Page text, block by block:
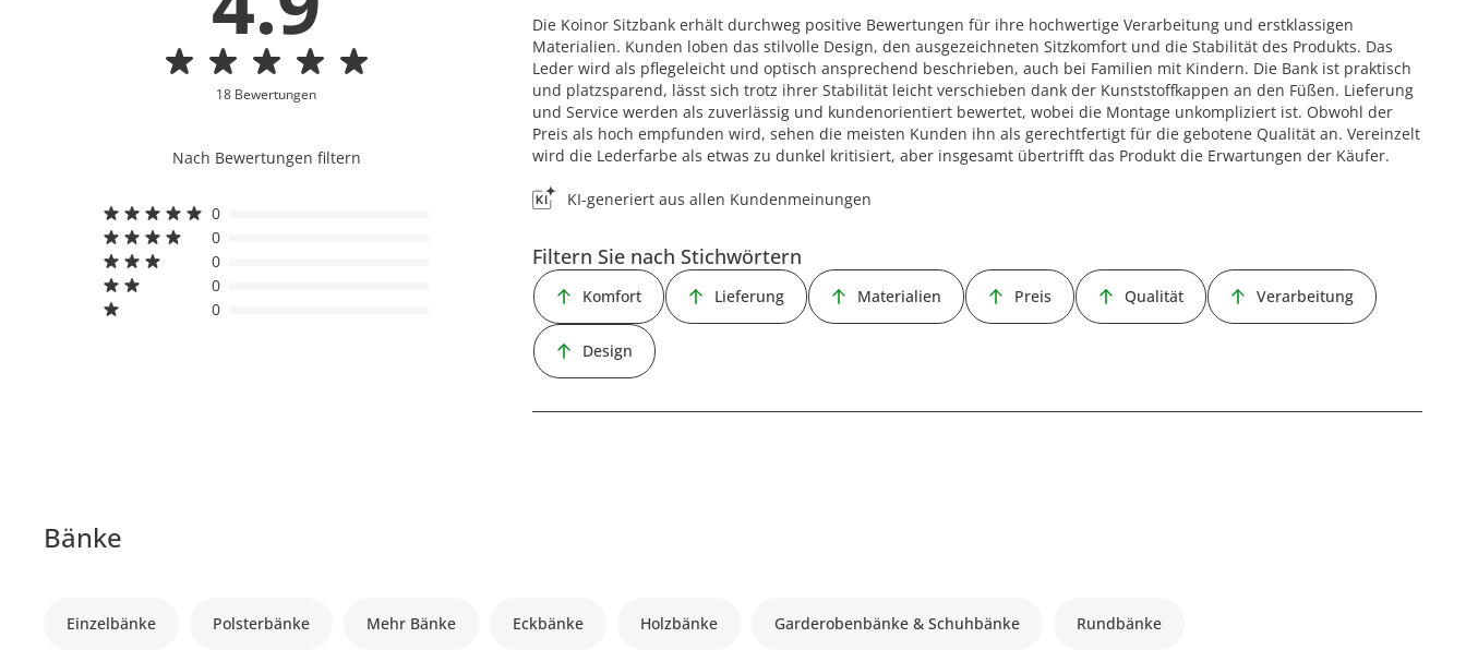
18 Bewertungen
Nach Bewertungen filtern
0
0
0
0
0
Die Koinor Sitzbank erhält durchweg positive Bewertungen für ihre hochwertige Verarbeitung und erstklassigen
Materialien. Kunden loben das stilvolle Design, den ausgezeichneten Sitzkomfort und die Stabilität des Produkts. Das
Leder wird als pflegeleicht und optisch ansprechend beschrieben, auch bei Familien mit Kindern. Die Bank ist praktisch
und platzsparend, lässt sich trotz ihrer Stabilität leicht verschieben dank der Kunststoffkappen an den Füßen. Lieferung
und Service werden als zuverlässig und kundenorientiert bewertet, wobei die Montage unkompliziert ist. Obwohl der
Preis als hoch empfunden wird, sehen die meisten Kunden ihn als gerechtfertigt für die gebotene Qualität an. Vereinzelt
wird die Lederfarbe als etwas zu dunkel kritisiert, aber insgesamt übertrifft das Produkt die Erwartungen der Käufer.
KI-generiert aus allen Kundenmeinungen
Filtern Sie nach Stichwörtern
Komfort Lieferung Materialien Preis Qualität Verarbeitung
Design
Bänke
Einzelbänke Polsterbänke Mehr Bänke Eckbänke Holzbänke Garderobenbänke & Schuhbänke Rundbänke